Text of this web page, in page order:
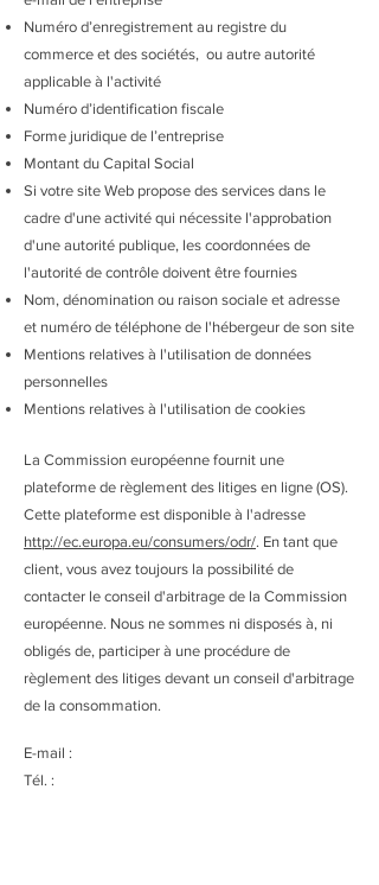
Numéro d’enregistrement au registre du
commerce et des sociétés, ou autre autorité
applicable à l'activité
Numéro d’identification fiscale
Forme juridique de l’entreprise
Montant du Capital Social
Si votre site Web propose des services dans le
cadre d'une activité qui nécessite l'approbation
d'une autorité publique, les coordonnées de
l'autorité de contrôle doivent être fournies
Nom, dénomination ou raison sociale et adresse
et numéro de téléphone de l'hébergeur de son site
Mentions relatives à l'utilisation de données
personnelles
Mentions relatives à l'utilisation de cookies
La Commission européenne fournit une
plateforme de règlement des litiges en ligne (OS).
Cette plateforme est disponible à l'adresse
http://ec.europa.eu/consumers/odr/. En tant que
client, vous avez toujours la possibilité de
contacter le conseil d'arbitrage de la Commission
européenne. Nous ne sommes ni disposés à, ni
obligés de, participer à une procédure de
règlement des litiges devant un conseil d'arbitrage
de la consommation.
E-mail :
Tél. :